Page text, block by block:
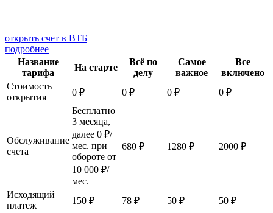
открыть счет в ВТБ
подробнее
Название
тарифа
На старте
Всё по
делу
Самое
важное
Все
включено
Стоимость
открытия
0 ₽ 0 ₽ 0 ₽ 0 ₽
Обслуживание
счета
Бесплатно
3 месяца,
далее 0 ₽/
мес. при
обороте от
10 000 ₽/
мес.
680 ₽ 1280 ₽ 2000 ₽
Исходящий
платеж
150 ₽ 78 ₽ 50 ₽ 50 ₽